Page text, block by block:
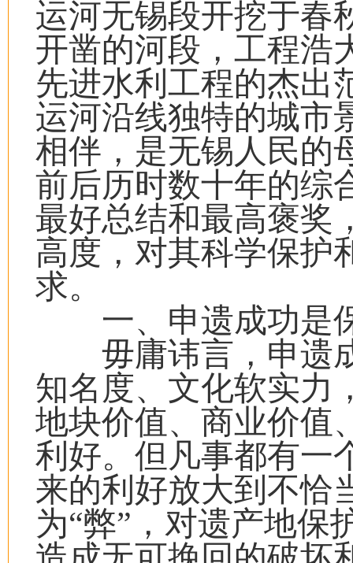
运河无锡段开挖于春
开凿的河段，工程浩
先进水利工程的杰出
运河沿线独特的城市
相伴，是无锡人民的
前后历时数十年的综
最好总结和最高褒奖
高度，对其科学保护
求。
一、申遗成功是
毋庸讳言，申遗成
知名度、文化软实力
地块价值、商业价值
利好。但凡事都有一
来的利好放大到不恰
为“弊”，对遗产地保